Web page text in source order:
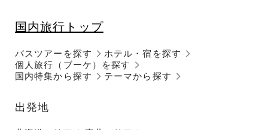
国内旅行トップ
バスツアーを探す
個人旅行（ブーケ）を探す
ホテル・宿を探す
国内特集から探す テーマから探す
出発地